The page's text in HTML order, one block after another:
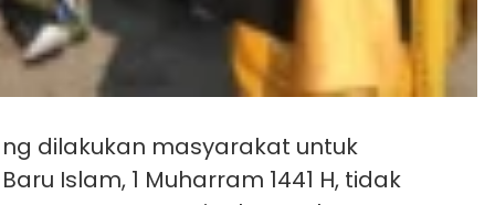
dilakukan masyarakat untuk
Islam, 1 Muharram 1441 H, tidak